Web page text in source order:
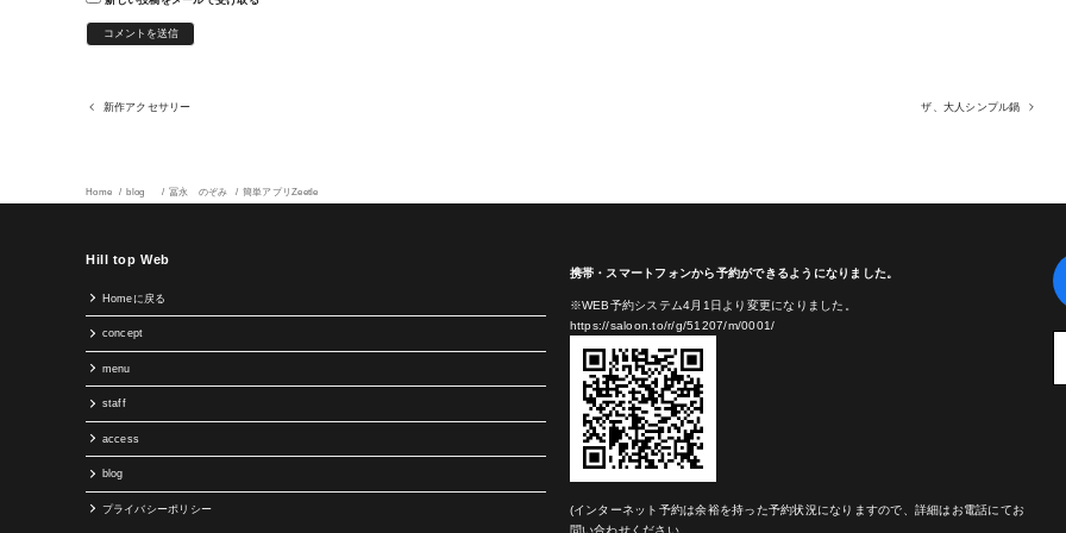
新作アクセサリー ザ、大人シンプル鍋
Home blog 冨永 のぞみ 簡単アプリZeetle
Hill top Web
Homeに戻る
concept
menu
staff
access
blog
プライバシーポリシー
携帯・スマートフォンから予約ができるようになりました。
※WEB予約システム4月1日より変更になりました。
https://saloon.to/r/g/51207/m/0001/
(インターネット予約は余裕を持った予約状況になりますので、詳細はお電話にてお
問い合わせください。